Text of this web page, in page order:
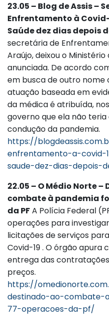
23.05 – Blog de Assis –
Enfrentamento à
Saúde dez dias depois
secretária de
Araújo, deixou o
anunciada. De acordo
em busca de outro
atuação baseada em
da médica é atribuída,
governo que ela não
condução da pandemia.
https://
enfrentamento-a-covid-
saude-dez-dias-depois-
22.05 – O Médio Norte
combate à pandemia
da PFA Polícia Federal
operações para
licitações de serviços
Covid-19 . O órgão apura
entrega das
preços.
https://
destinado-ao-
77-operacoes-da-pf/